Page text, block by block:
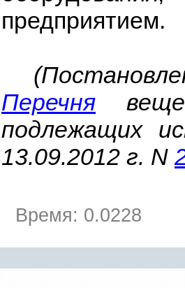
предприятием.
(
Перечня
подлежащих
13.09.2012 г. N
Время: 0.0228